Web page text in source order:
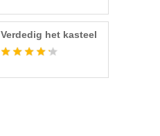
Verdedig het kasteel